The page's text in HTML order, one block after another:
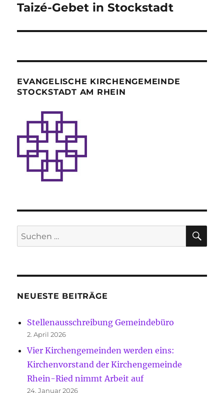
Nächster
Taizé-Gebet in Stockstadt
EVANGELISCHE KIRCHENGEMEINDE
STOCKSTADT AM RHEIN
Suche
nach:
NEUESTE BEITRÄGE
Stellenausschreibung Gemeindebüro
2. April 2026
Vier Kirchengemeinden werden eins:
Kirchenvorstand der Kirchengemeinde
Rhein-Ried nimmt Arbeit auf
24. Januar 2026